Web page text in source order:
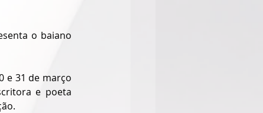
o baiano
e 31 de março
e poeta